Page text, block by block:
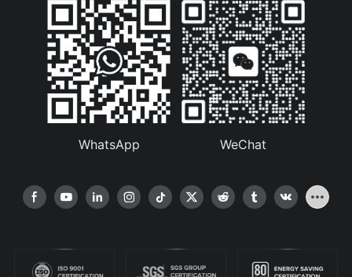
WhatsApp WeChat